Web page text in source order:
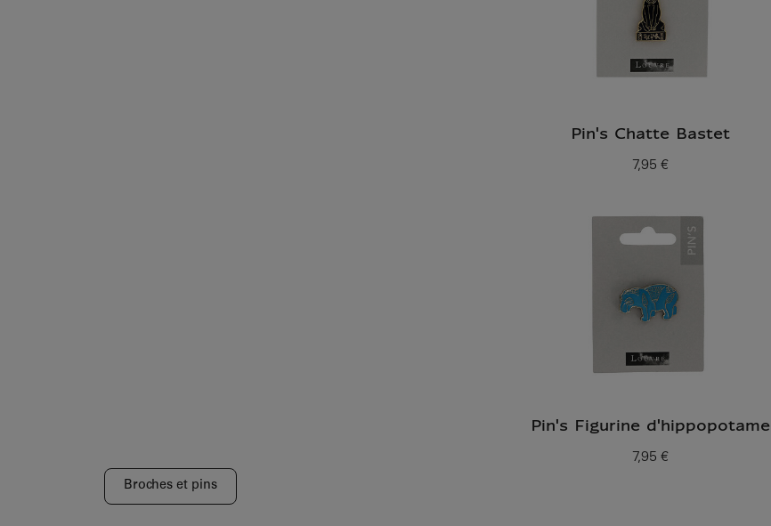
Pin's Chatte Bastet
Prix ​​actuel
7,95 €
Pin's Figurine d'hippopotame
Prix ​​actuel
7,95 €
Broches et pins